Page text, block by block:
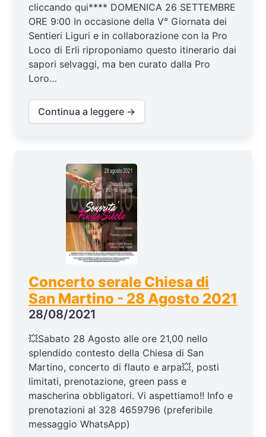
cliccando qui**** DOMENICA 26 SETTEMBRE
ORE 9:00 In occasione della V° Giornata dei
Sentieri Liguri e in collaborazione con la Pro
Loco di Erli riproponiamo questo itinerario dai
sapori selvaggi, ma ben curato dalla Pro
Loro…
Continua a leggere →
Concerto serale Chiesa di
San Martino - 28 Agosto 2021
28/08/2021
💥Sabato 28 Agosto alle ore 21,00 nello
splendido contesto della Chiesa di San
Martino, concerto di flauto e arpa💥, posti
limitati, prenotazione, green pass e
mascherina obbligatori. Vi aspettiamo!! Info e
prenotazioni al 328 4659796 (preferibile
messaggio WhatsApp)